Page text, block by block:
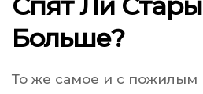
Больше?
То же самое и с пожилым